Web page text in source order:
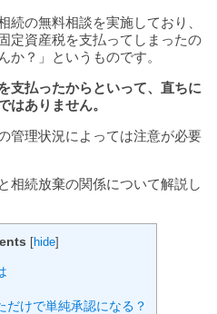
続の無料相談を実施しており、
固定資産税を支払ってしまったの
か？」
というものです。
支払ったからといって、直ちに
はありません。
管理状況によっては注意が必要
相続放棄の関係について解説し
[hide]
だけで単純承認になる？